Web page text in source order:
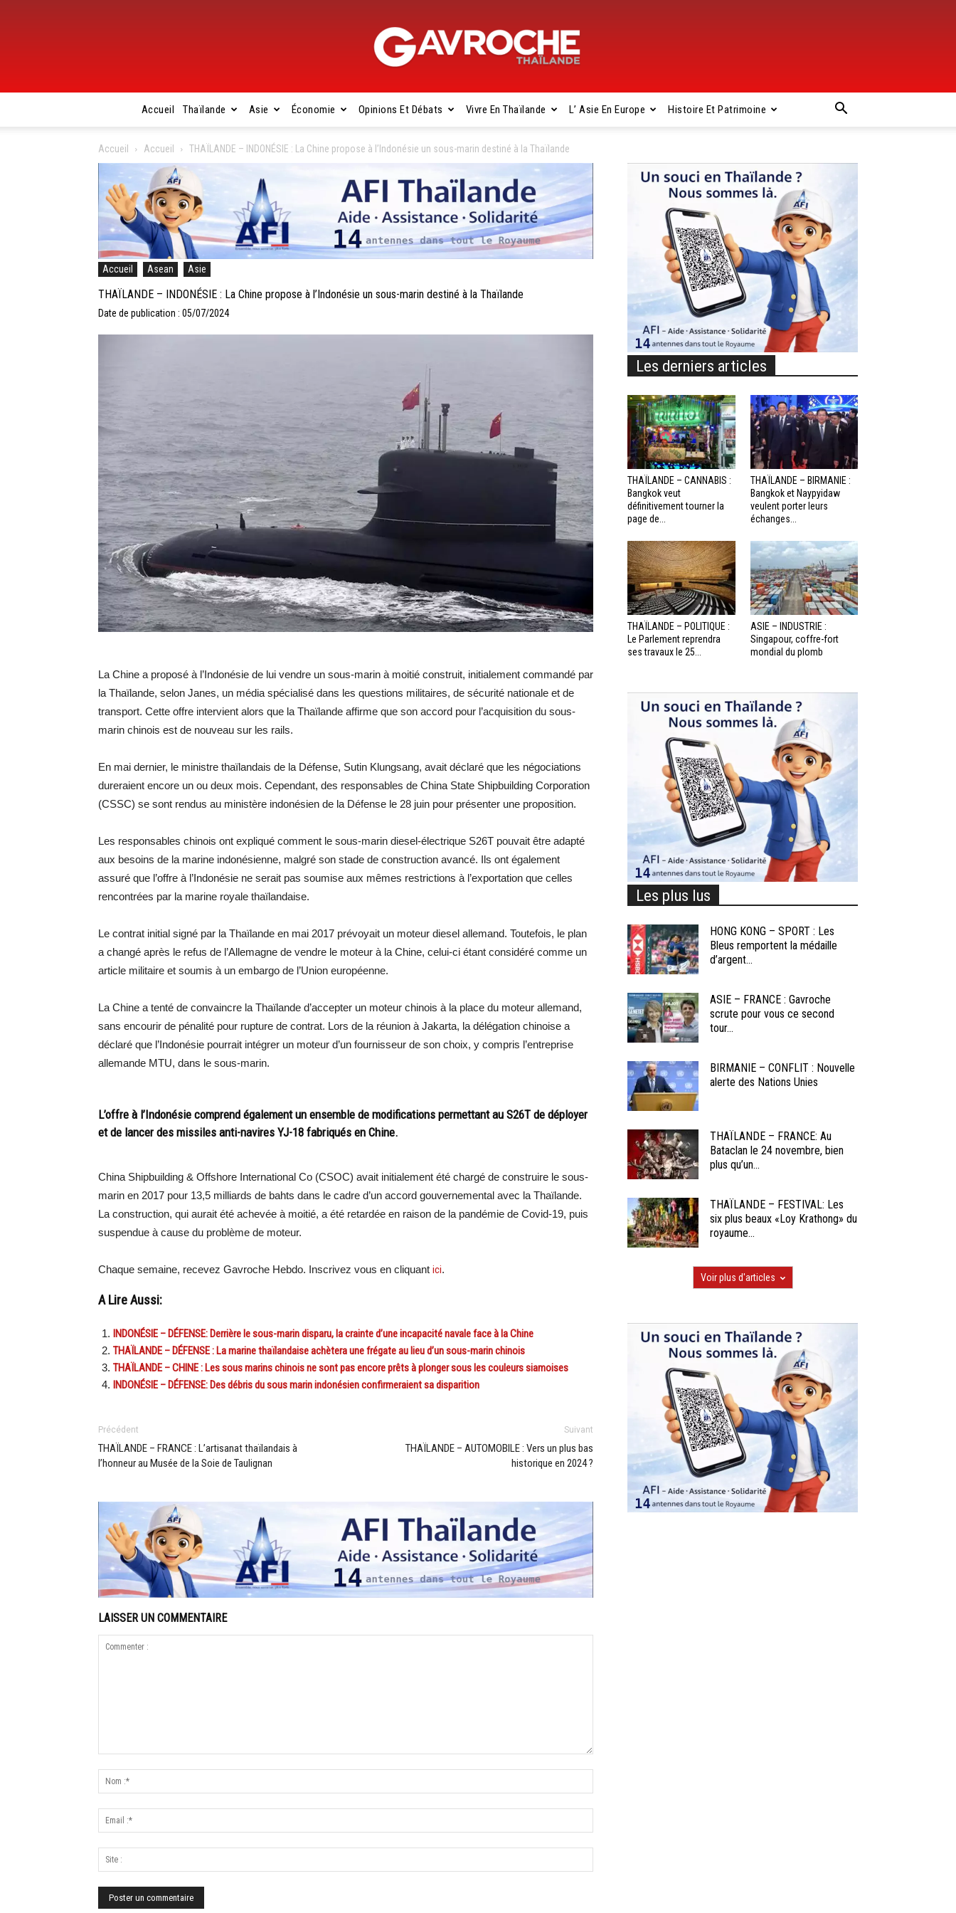
Gavroche
Thaïlande
Accueil Thaïlande Asie Économie Opinions Et Débats Vivre En Thaïlande L’ Asie En Europe Histoire Et Patrimoine
Accueil Accueil THAÏLANDE – INDONÉSIE : La Chine propose à l’Indonésie un sous-marin destiné à la Thaïlande
Accueil Asean Asie
THAÏLANDE – INDONÉSIE : La Chine propose à l’Indonésie un sous-marin destiné à la Thaïlande
Date de publication : 05/07/2024
La Chine a proposé à l’Indonésie de lui vendre un sous-marin à moitié construit, initialement commandé par
la Thaïlande, selon Janes, un média spécialisé dans les questions militaires, de sécurité nationale et de
transport. Cette offre intervient alors que la Thaïlande affirme que son accord pour l’acquisition du sous-
marin chinois est de nouveau sur les rails.
En mai dernier, le ministre thaïlandais de la Défense, Sutin Klungsang, avait déclaré que les négociations
dureraient encore un ou deux mois. Cependant, des responsables de China State Shipbuilding Corporation
(CSSC) se sont rendus au ministère indonésien de la Défense le 28 juin pour présenter une proposition.
Les responsables chinois ont expliqué comment le sous-marin diesel-électrique S26T pouvait être adapté
aux besoins de la marine indonésienne, malgré son stade de construction avancé. Ils ont également
assuré que l’offre à l’Indonésie ne serait pas soumise aux mêmes restrictions à l’exportation que celles
rencontrées par la marine royale thaïlandaise.
Le contrat initial signé par la Thaïlande en mai 2017 prévoyait un moteur diesel allemand. Toutefois, le plan
a changé après le refus de l’Allemagne de vendre le moteur à la Chine, celui-ci étant considéré comme un
article militaire et soumis à un embargo de l’Union européenne.
La Chine a tenté de convaincre la Thaïlande d’accepter un moteur chinois à la place du moteur allemand,
sans encourir de pénalité pour rupture de contrat. Lors de la réunion à Jakarta, la délégation chinoise a
déclaré que l’Indonésie pourrait intégrer un moteur d’un fournisseur de son choix, y compris l’entreprise
allemande MTU, dans le sous-marin.
L’offre à l’Indonésie comprend également un ensemble de modifications permettant au S26T de déployer
et de lancer des missiles anti-navires YJ-18 fabriqués en Chine.
China Shipbuilding & Offshore International Co (CSOC) avait initialement été chargé de construire le sous-
marin en 2017 pour 13,5 milliards de bahts dans le cadre d’un accord gouvernemental avec la Thaïlande.
La construction, qui aurait été achevée à moitié, a été retardée en raison de la pandémie de Covid-19, puis
suspendue à cause du problème de moteur.
Chaque semaine, recevez Gavroche Hebdo. Inscrivez vous en cliquant ici.
A Lire Aussi:
INDONÉSIE – DÉFENSE: Derrière le sous-marin disparu, la crainte d’une incapacité navale face à la Chine
THAÏLANDE – DÉFENSE : La marine thaïlandaise achètera une frégate au lieu d’un sous-marin chinois
THAÏLANDE – CHINE : Les sous marins chinois ne sont pas encore prêts à plonger sous les couleurs siamoises
INDONÉSIE – DÉFENSE: Des débris du sous marin indonésien confirmeraient sa disparition
Précédent
THAÏLANDE – FRANCE : L’artisanat thaïlandais à
l’honneur au Musée de la Soie de Taulignan
Suivant
THAÏLANDE – AUTOMOBILE : Vers un plus bas
historique en 2024 ?
LAISSER UN COMMENTAIRE
Les derniers articles
THAÏLANDE – CANNABIS :
Bangkok veut
définitivement tourner la
page de...
THAÏLANDE – BIRMANIE :
Bangkok et Naypyidaw
veulent porter leurs
échanges...
THAÏLANDE – POLITIQUE :
Le Parlement reprendra
ses travaux le 25...
ASIE – INDUSTRIE :
Singapour, coffre-fort
mondial du plomb
Les plus lus
HONG KONG – SPORT : Les
Bleus remportent la médaille
d’argent...
ASIE – FRANCE : Gavroche
scrute pour vous ce second
tour...
BIRMANIE – CONFLIT : Nouvelle
alerte des Nations Unies
THAÏLANDE – FRANCE: Au
Bataclan le 24 novembre, bien
plus qu’un...
THAÏLANDE – FESTIVAL: Les
six plus beaux «Loy Krathong» du
royaume...
Voir plus d'articles